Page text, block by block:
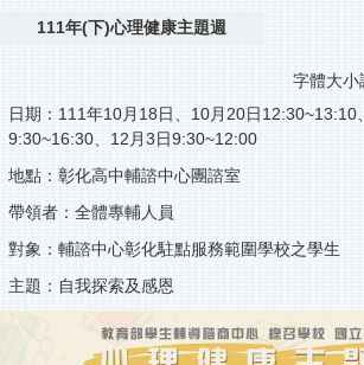
111年(下)心理健康主題週
字體大小
日期：111年10月18日、10月20日12:30~13:10
9:30~16:30、12月3日9:30~12:00
地點：彰化高中輔諮中心團諮室
帶領者：全體專輔人員
對象：輔諮中心彰化駐點服務範圍學校之學生
主題：自我探索及感恩